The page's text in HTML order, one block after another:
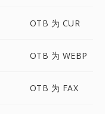
OTB 为 CUR
OTB 为 WEBP
OTB 为 FAX